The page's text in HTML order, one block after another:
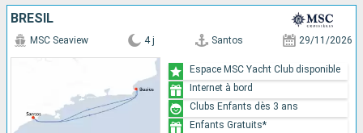
BRÉSIL
MSC Seaview 4 j Santos 29/11/2026
Espace MSC Yacht Club disponible
Internet à bord
Clubs Enfants dès 3 ans
Enfants Gratuits*